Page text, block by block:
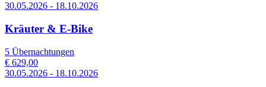
30.05.2026 - 18.10.2026
Kräuter & E-Bike
5 Übernachtungen
€ 629,00
30.05.2026 - 18.10.2026